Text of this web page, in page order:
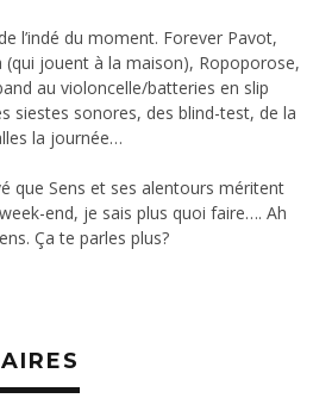
l’indé du moment. Forever Pavot,
(qui jouent à la maison), Ropoporose,
au violoncelle/batteries en slip
siestes sonores, des blind-test, de la
la journée…
que Sens et ses alentours méritent
end, je sais plus quoi faire…. Ah
Ça te parles plus?